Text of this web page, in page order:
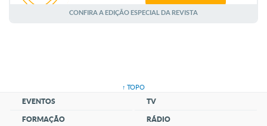
AGOSTO
CONFIRA A EDIÇÃO ESPECIAL DA REVISTA
↑ TOPO
EVENTOS
FORMAÇÃO
TV
RÁDIO